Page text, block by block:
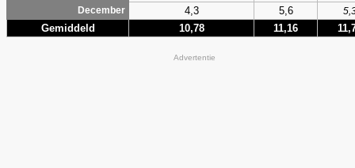
December
4,3 5,6
Gemiddeld 10,78 11,16
Advertentie